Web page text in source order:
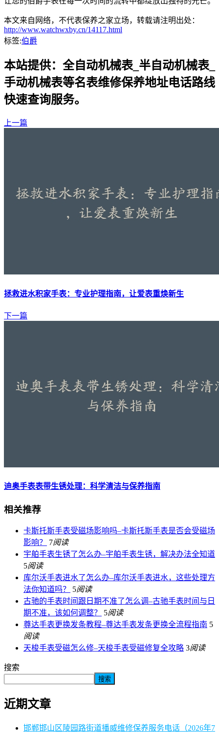
本文来自网络，不代表保养之家立场，转载请注明出处：
http://www.watchwxby.cn/14117.html
标签:伯爵
本站提供：全自动机械表_半自动机械表_
手动机械表等名表维修保养地址电话路线
快速查询服务。
上一篇
拯救进水积家手表：专业护理指南，让爱表重焕新生
下一篇
迪奥手表表带生锈处理：科学清洁与保养指南
相关推荐
卡斯托斯手表受磁场影响吗–卡斯托斯手表是否会受磁场
影响？
7阅读
宇舶手表生锈了怎么办–宇舶手表生锈，解决办法全知道
5阅读
库尔沃手表进水了怎么办–库尔沃手表进水，这些处理方
法你知道吗？
5阅读
古驰的手表时间跟日期不准了怎么调–古驰手表时间与日
期不准，该如何调整？
5阅读
尊达手表更换发条教程–尊达手表发条更换全流程指南 5
阅读
天梭手表受磁怎么修–天梭手表受磁修复全攻略 3阅读
搜索
搜索
近期文章
邯郸邯山区陵园路街道播威维修保养服务电话（2026年7